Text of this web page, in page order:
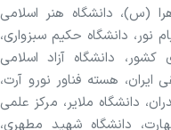
(س)، دانشگاه هنر اسلامی
نور، دانشگاه حکیم سبزواری،
دانشگاه آزاد اسلامی
هسته فناور نورو آرت،
دانشگاه ملایر، مرکز علمی
دانشگاه شهید مطهری،